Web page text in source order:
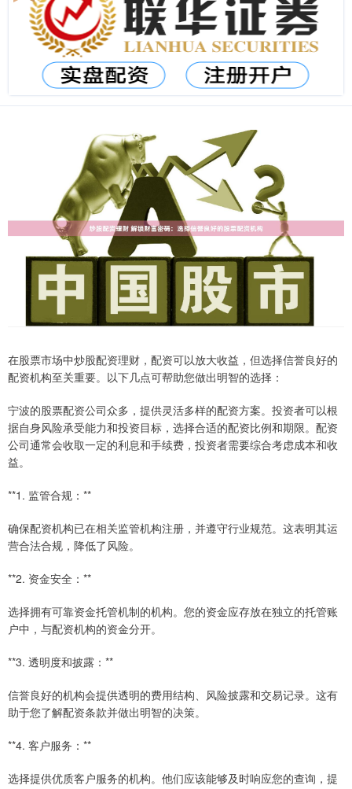
在股票市场中炒股配资理财，配资可以放大收益，但选择信誉良好的
配资机构至关重要。以下几点可帮助您做出明智的选择：
宁波的股票配资公司众多，提供灵活多样的配资方案。投资者可以根
据自身风险承受能力和投资目标，选择合适的配资比例和期限。配资
公司通常会收取一定的利息和手续费，投资者需要综合考虑成本和收
益。
**1. 监管合规：**
确保配资机构已在相关监管机构注册，并遵守行业规范。这表明其运
营合法合规，降低了风险。
**2. 资金安全：**
选择拥有可靠资金托管机制的机构。您的资金应存放在独立的托管账
户中，与配资机构的资金分开。
**3. 透明度和披露：**
信誉良好的机构会提供透明的费用结构、风险披露和交易记录。这有
助于您了解配资条款并做出明智的决策。
**4. 客户服务：**
选择提供优质客户服务的机构。他们应该能够及时响应您的查询，提